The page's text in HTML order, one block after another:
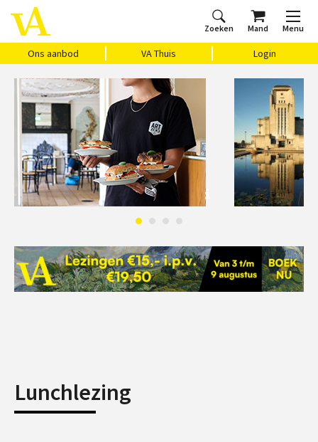
Zoeken Mand Menu
Ons aanbod VA Thuis Login
Home
Ons aanbod
Agenda
VAthuis
Over ons
Vragen?
Cadeaubon
Lunchlezing